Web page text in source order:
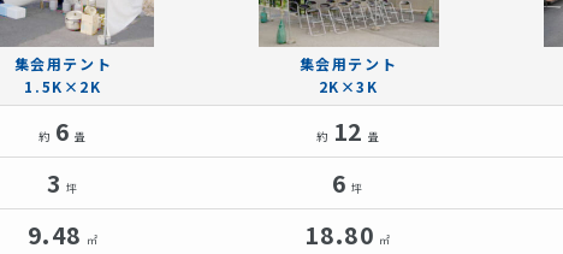
集会用テント
1.5K×2K
集会用テント
2K×3K
約 6 畳 約 12 畳
3 坪 6 坪
9.48 ㎡ 18.80 ㎡